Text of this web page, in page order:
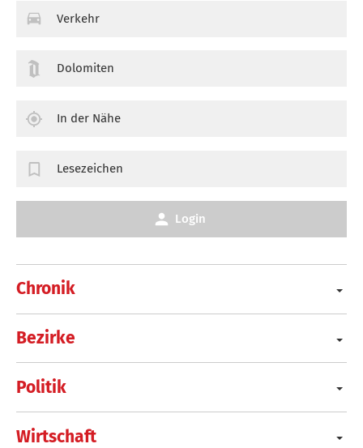
Chronik
Bezirke
Politik
Wirtschaft
Verkehr
Dolomiten
In der Nähe
Lesezeichen
Login